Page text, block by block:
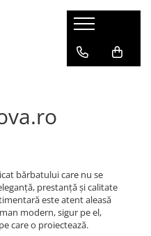
bărbatului care nu se
prestanță și calitate
este atent aleasă
modern, sigur pe el,
care o proiectează.